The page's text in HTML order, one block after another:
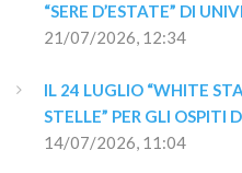
“SERE D’ESTATE” DI
21/07/2026, 12:34
IL 24 LUGLIO “WHITE
STELLE” PER GLI OSPITI
14/07/2026, 11:04